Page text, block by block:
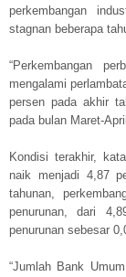
perkembangan
stagnan beberapa
“Perkembangan
mengalami
persen pada akhir
pada bulan Maret-
Kondisi terakhir,
naik menjadi 4,87
tahunan,
penurunan, dari
penurunan sebesar
“Jumlah Bank